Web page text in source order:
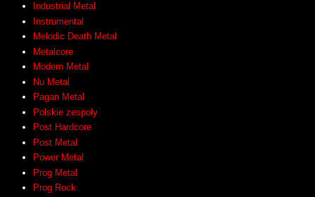
Industrial Metal
Instrumental
Melodic Death Metal
Metalcore
Modern Metal
Nu Metal
Pagan Metal
Polskie zespoły
Post Hardcore
Post Metal
Power Metal
Prog Metal
Prog Rock